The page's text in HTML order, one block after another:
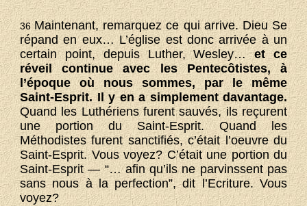
36Maintenant, remarquez ce qui arrive. Dieu Se
répand en eux… L’église est donc arrivée à un
certain point, depuis Luther, Wesley…et ce
réveil continue avec les Pentecôtistes, à
l’époque où nous sommes, par le même
Saint-Esprit. Il y en a simplement davantage.
Quand les Luthériens furent sauvés, ils reçurent
une portion du Saint-Esprit. Quand les
Méthodistes furent sanctifiés, c’était l’oeuvre du
Saint-Esprit. Vous voyez? C’était une portion du
Saint-Esprit — “… afin qu’ils ne parvinssent pas
sans nous à la perfection”, dit l’Ecriture. Vous
voyez?